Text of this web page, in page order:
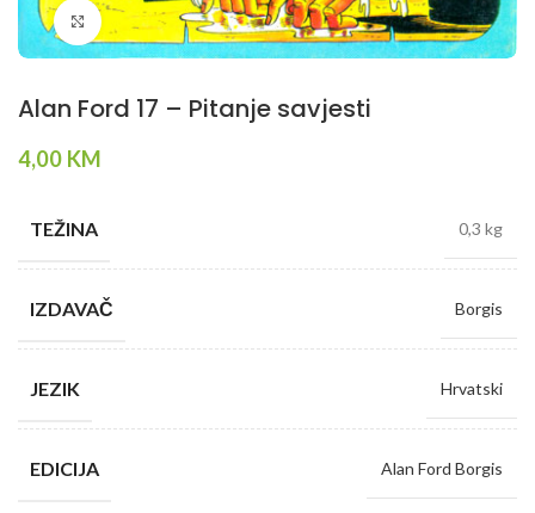
Klikni da povečaš
Alan Ford 17 – Pitanje savjesti
4,00 KM
TEŽINA 0,3 kg
IZDAVAČ Borgis
JEZIK Hrvatski
EDICIJA Alan Ford Borgis